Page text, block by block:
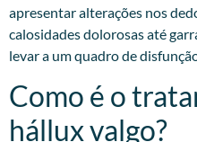
apresentar alterações nos
calosidades dolorosas até
levar a um quadro de
Como é o
hállux valgo?